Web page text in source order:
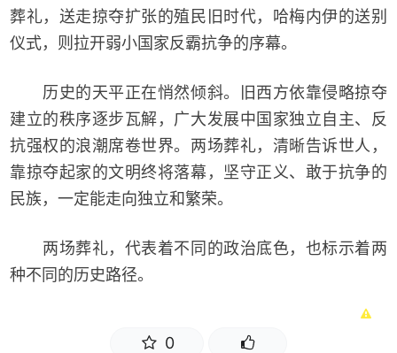
葬礼，送走掠夺扩张的殖民旧时代，哈梅内伊的送别
仪式，则拉开弱小国家反霸抗争的序幕。
历史的天平正在悄然倾斜。旧西方依靠侵略掠夺
建立的秩序逐步瓦解，广大发展中国家独立自主、反
抗强权的浪潮席卷世界。两场葬礼，清晰告诉世人，
靠掠夺起家的文明终将落幕，坚守正义、敢于抗争的
民族，一定能走向独立和繁荣。
两场葬礼，代表着不同的政治底色，也标示着两
种不同的历史路径。
0